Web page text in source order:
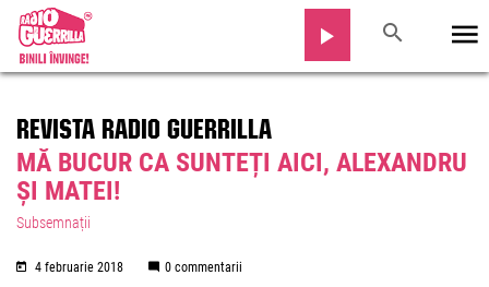
REVISTA RADIO GUERRILLA
MĂ BUCUR CA SUNTEȚI AICI, ALEXANDRU
ȘI MATEI!
Subsemnații
4 februarie 2018 0 commentarii